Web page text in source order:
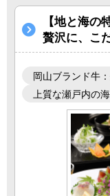
【地と海
贅沢に、こ
岡山ブランド牛
上質な瀬戸内の